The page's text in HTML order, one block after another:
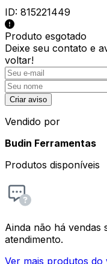
ID: 815221449
Produto esgotado
Deixe seu contato e
voltar!
Criar aviso
Vendido por
Budin Ferramentas
Produtos disponíveis
Ainda não há vendas
atendimento.
Ver mais produtos do